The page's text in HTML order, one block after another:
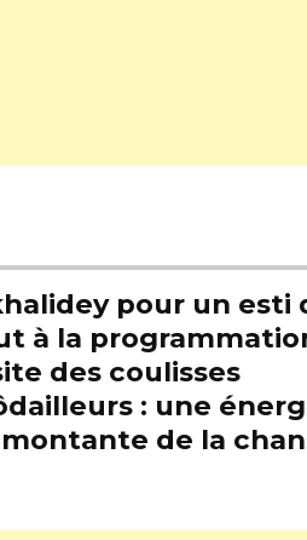
pour un esti
à la
des coulisses
: une
montante de la